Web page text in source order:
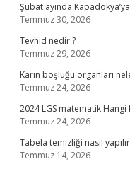
Şubat ayında
Temmuz 30, 2026
Tevhid nedir ?
Temmuz 29, 2026
Karın boşluğu organları
Temmuz 24, 2026
2024 LGS matematik Hangi
Temmuz 24, 2026
Tabela temizliği nasıl
Temmuz 14, 2026